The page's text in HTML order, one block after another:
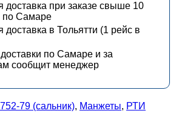
доставка при заказе свыше 10
по Самаре
доставка в Тольятти (1 рейс в
по Самаре и за
сообщит менеджер
79 (сальник), Манжеты, РТИ